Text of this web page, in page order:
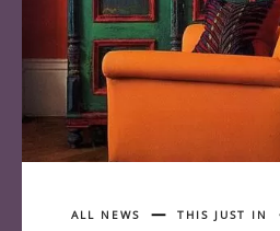
ALL NEWS THIS JUST IN